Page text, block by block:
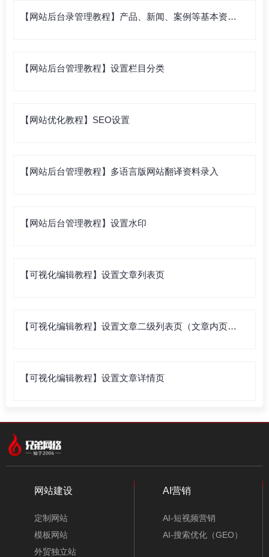
【网站后台录管理教程】产品、新闻、案例等基本资料
【网站后台管理教程】设置栏目分类
【网站优化教程】SEO设置
【网站后台管理教程】多语言版网站翻译资料录入
【网站后台管理教程】设置水印
【可视化编辑教程】设置文章列表页
【可视化编辑教程】设置文章二级列表页（文章内页列
【可视化编辑教程】设置文章详情页
网站建设
定制网站
模板网站
外贸独立站
AI营销
AI-短视频营销
AI-搜索优化（GEO）